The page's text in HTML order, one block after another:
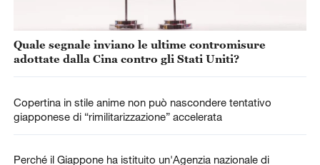
Quale segnale inviano le ultime contromisure
adottate dalla Cina contro gli Stati Uniti?
Copertina in stile anime non può nascondere tentativo
giapponese di “rimilitarizzazione” accelerata
Perché il Giappone ha istituito un'Agenzia nazionale di